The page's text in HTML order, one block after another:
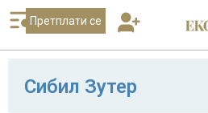
Претплати се
Сибил Зутер